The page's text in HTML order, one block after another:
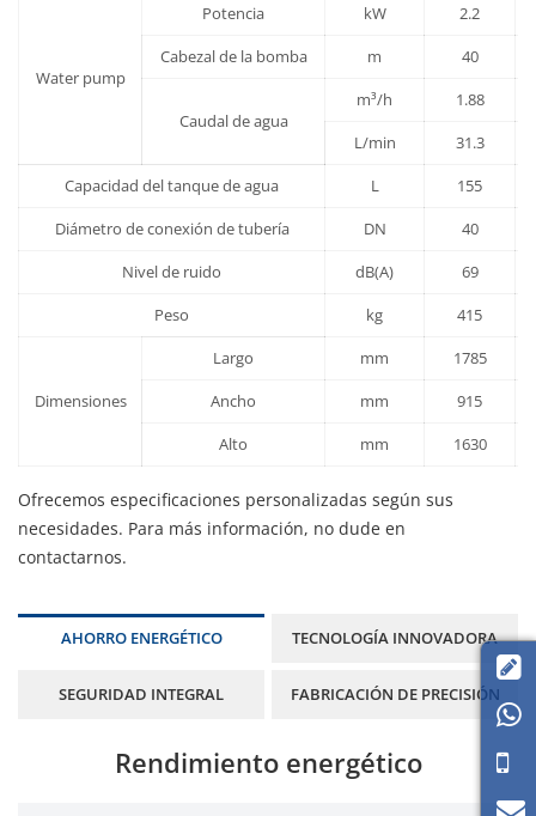
Water pump
Potencia kW
2.2
Cabezal de la bomba
m 40
Caudal de agua
m³/h
1.88
L/min
31.3
Capacidad del tanque de agua
L
155
Diámetro de conexión de tubería
DN
40
Nivel de ruido
dB(A)
69
Peso
kg 415
Dimensiones
Largo mm
1785
Ancho
mm
915
Alto
mm 1630
Ofrecemos especificaciones personalizadas según sus
necesidades. Para más información, no dude en
contactarnos.
AHORRO ENERGÉTICO TECNOLOGÍA INNOVADORA
SEGURIDAD INTEGRAL FABRICACIÓN DE PRECISIÓN
Rendimiento energético

